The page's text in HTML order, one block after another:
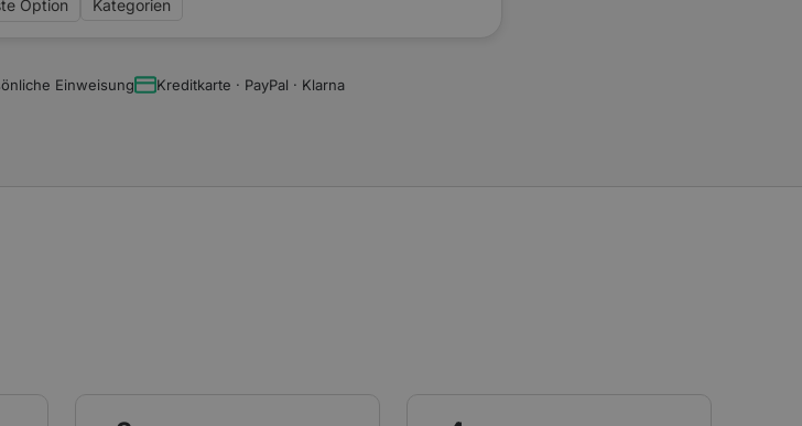
Einweisung Kreditkarte · PayPal · Klarna